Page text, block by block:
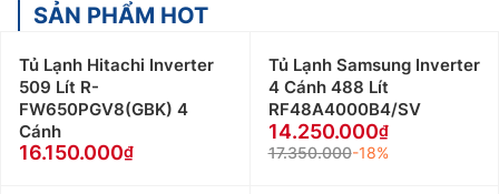
SẢN PHẨM HOT
Tủ Lạnh Hitachi Inverter
509 Lít R-
FW650PGV8(GBK) 4
Cánh
16.150.000
Tủ Lạnh Samsung Inverter
4 Cánh 488 Lít
RF48A4000B4/SV
14.250.000
17.350.000-18%